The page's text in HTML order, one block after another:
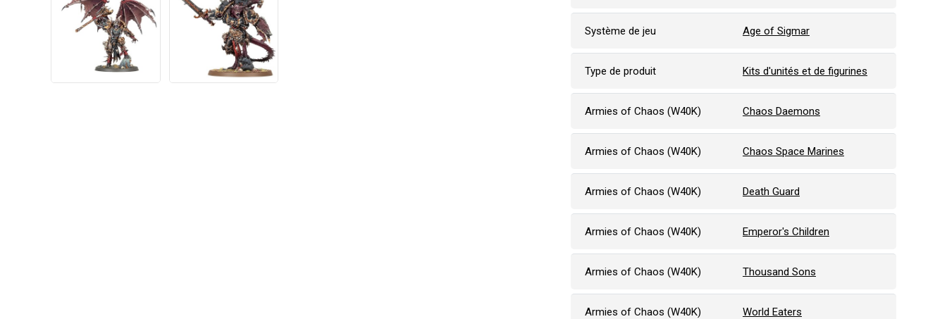
Système de jeu Age of Sigmar
Type de produit Kits d'unités et de figurines
Armies of Chaos (W40K) Chaos Daemons
Armies of Chaos (W40K) Chaos Space Marines
Armies of Chaos (W40K) Death Guard
Armies of Chaos (W40K) Emperor's Children
Armies of Chaos (W40K) Thousand Sons
Armies of Chaos (W40K) World Eaters